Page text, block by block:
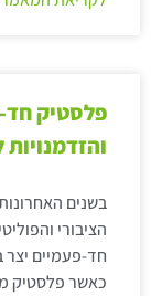
פלסטיק
בשנים
הציבורי
חד-פעמיים יצר
כאשר פלסטיק